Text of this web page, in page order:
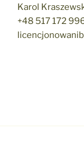
Karol
+48 517 172